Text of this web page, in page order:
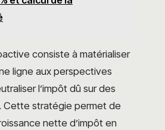
consiste à matérialiser
ligne aux perspectives
l’impôt dû sur des
Cette stratégie permet de
nette d’impôt en